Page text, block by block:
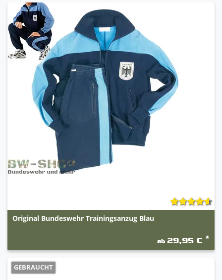
Original Bundeswehr Trainingsanzug Blau
ab 29,95 € *
GEBRAUCHT